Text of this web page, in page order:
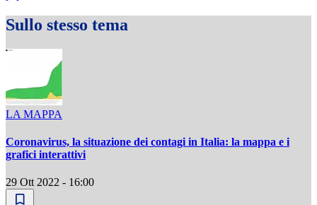
Sullo stesso tema
LA MAPPA
Coronavirus, la situazione dei contagi in Italia: la mappa e i
grafici interattivi
29 Ott 2022 - 16:00